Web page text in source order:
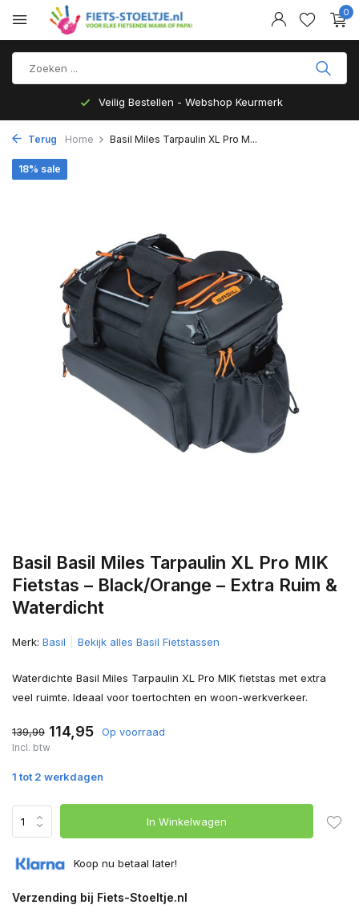
0
Veilig Bestellen - Webshop Keurmerk
Terug Home Basil Miles Tarpaulin XL Pro M...
Basil Basil Miles Tarpaulin XL Pro MIK
Fietstas – Black/Orange – Extra Ruim &
Waterdicht
18% sale
Merk: Basil Bekijk alles Basil Fietstassen
Waterdichte Basil Miles Tarpaulin XL Pro MIK fietstas met extra
veel ruimte. Ideaal voor toertochten en woon-werkverkeer.
139,99 114,95 Op voorraad
Incl. btw
1 tot 2 werkdagen
In Winkelwagen
Koop nu betaal later!
Verzending bij Fiets-Stoeltje.nl